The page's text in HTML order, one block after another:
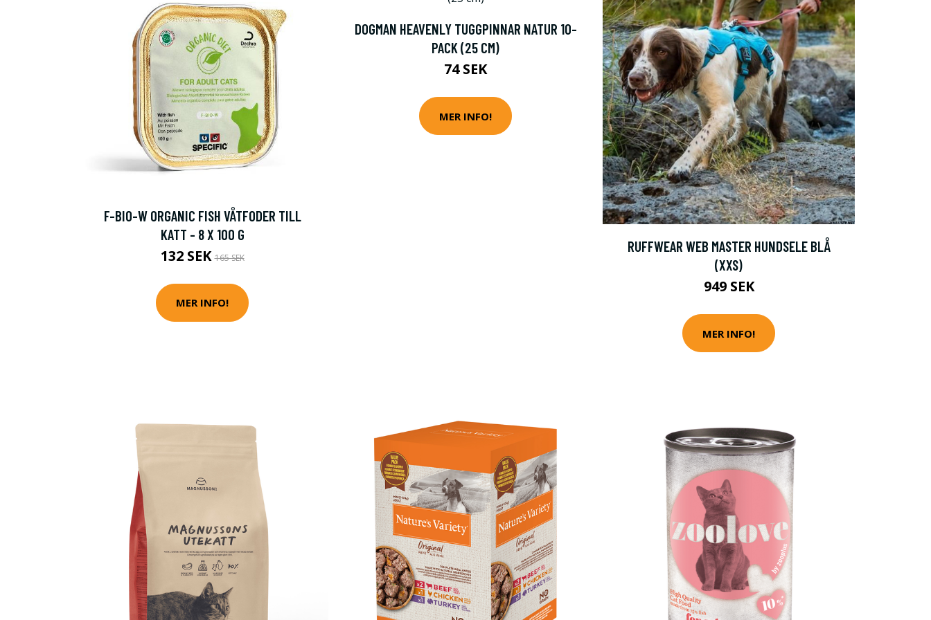
F-BIO-W ORGANIC FISH VÅTFODER TILL
KATT - 8 X 100 G
132 SEK165 SEK
MER INFO!
DOGMAN HEAVENLY TUGGPINNAR NATUR 10-
PACK (25 CM)
74 SEK
MER INFO!
RUFFWEAR WEB MASTER HUNDSELE BLÅ
(XXS)
949 SEK
MER INFO!